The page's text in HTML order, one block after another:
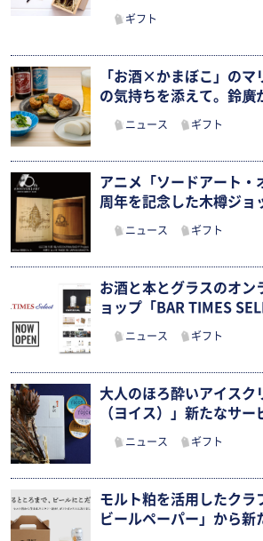
ギフト
「お酒×かまぼこ」のマ
の気持ちを添えて。鈴廣
ニュース ギフト
アニメ「ソードアート・
周年を記念した木樽ジ
ニュース ギフト
お酒と本とグラスのオン
ョップ「BAR TIMES
ニュース ギフト
大人のほろ酔いアイスク
（ヨイス）」新たなサ
ニュース ギフト
モルト粕を活用したクラ
ビールペーパー」から新